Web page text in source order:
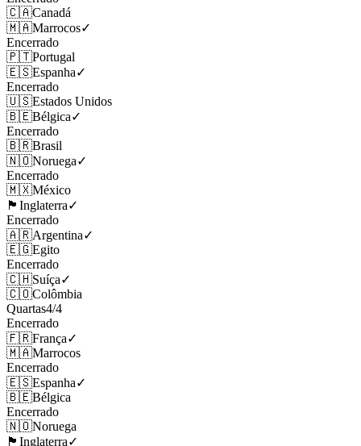
🇨🇦Canadá
🇲🇦Marrocos✓
Encerrado
🇵🇹Portugal
🇪🇸Espanha✓
Encerrado
🇺🇸Estados Unidos
🇧🇪Bélgica✓
Encerrado
🇧🇷Brasil
🇳🇴Noruega✓
Encerrado
🇲🇽México
🏴󠁧󠁢󠁥󠁮󠁧󠁿 Inglaterra✓
Encerrado
🇦🇷Argentina✓
🇪🇬Egito
Encerrado
🇨🇭Suíça✓
🇨🇴Colômbia
Quartas4/4
Encerrado
🇫🇷França✓
🇲🇦Marrocos
Encerrado
🇪🇸Espanha✓
🇧🇪Bélgica
Encerrado
🇳🇴Noruega
🏴󠁧󠁢󠁥󠁮󠁧󠁿 Inglaterra✓